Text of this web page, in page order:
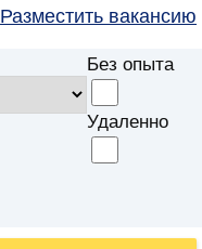
Разместить вакансию
Без опыта
Удаленно